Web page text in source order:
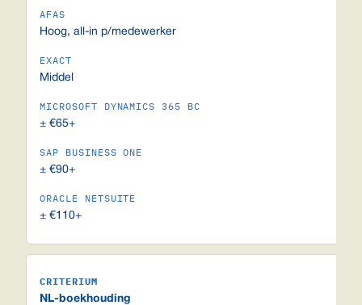
Hoog, all-in p/medewerker
Middel
± €65+
± €90+
± €110+
NL-boekhouding